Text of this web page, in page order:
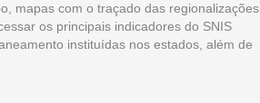
mapas com o traçado das regionalizações
os principais indicadores do SNIS
instituídas nos estados, além de